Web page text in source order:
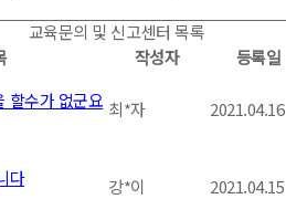
교육문의 및 신고센터 목록
작성자 등록일
할수가 없군요 최*자 2021.04.16
다 강*이 2021.04.15